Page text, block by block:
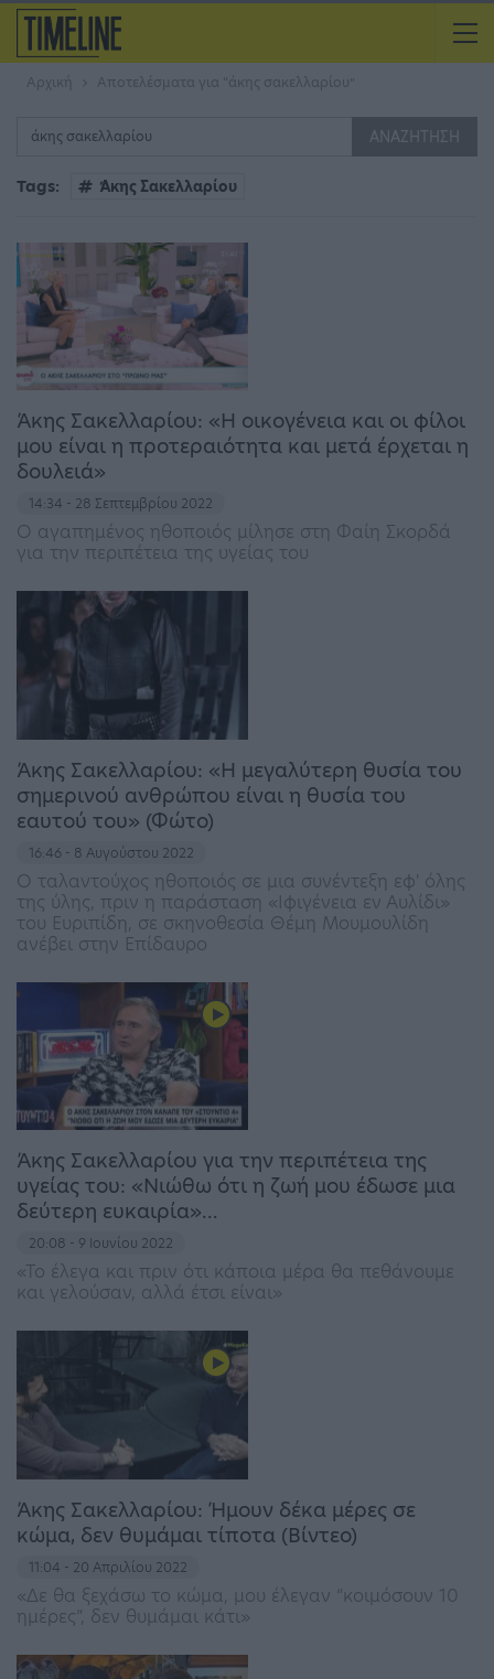
Αρχική Αποτελέσματα για “άκης σακελλαρίου”
Tags: Άκης Σακελλαρίου
Άκης Σακελλαρίου: «Η οικογένεια και οι φίλοι
μου είναι η προτεραιότητα και μετά έρχεται η
δουλειά»
14:34 - 28 Σεπτεμβρίου 2022
Ο αγαπημένος ηθοποιός μίλησε στη Φαίη Σκορδά
για την περιπέτεια της υγείας του
Άκης Σακελλαρίου: «Η μεγαλύτερη θυσία του
σημερινού ανθρώπου είναι η θυσία του
εαυτού του» (Φώτο)
16:46 - 8 Αυγούστου 2022
Ο ταλαντούχος ηθοποιός σε μια συνέντεξη εφ' όλης
της ύλης, πριν η παράσταση «Ιφιγένεια εν Αυλίδι»
του Ευριπίδη, σε σκηνοθεσία Θέμη Μουμουλίδη
ανέβει στην Επίδαυρο
Άκης Σακελλαρίου για την περιπέτεια της
υγείας του: «Νιώθω ότι η ζωή μου έδωσε μια
δεύτερη ευκαιρία»…
20:08 - 9 Ιουνίου 2022
«Το έλεγα και πριν ότι κάποια μέρα θα πεθάνουμε
και γελούσαν, αλλά έτσι είναι»
Άκης Σακελλαρίου: Ήμουν δέκα μέρες σε
κώμα, δεν θυμάμαι τίποτα (Βίντεο)
11:04 - 20 Απριλίου 2022
«Δε θα ξεχάσω το κώμα, μου έλεγαν “κοιμόσουν 10
ημέρες”, δεν θυμάμαι κάτι»